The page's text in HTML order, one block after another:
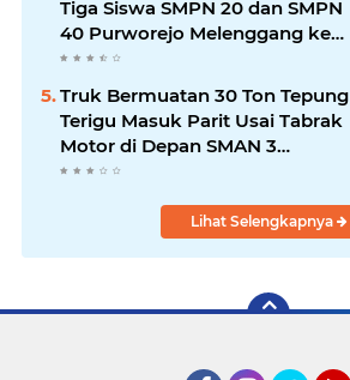
Tiga Siswa SMPN 20 dan SMPN
40 Purworejo Melenggang ke
Jamnas Cibubur
Truk Bermuatan 30 Ton Tepung
Terigu Masuk Parit Usai Tabrak
Motor di Depan SMAN 3
Purworejo, Satu Orang Tewas
Lihat Selengkapnya